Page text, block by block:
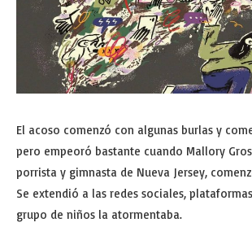
El acoso comenzó con algunas burlas y
pero empeoró bastante cuando Mallory
porrista y gimnasta de Nueva Jersey,
Se extendió a las redes sociales,
grupo de niños la atormentaba.